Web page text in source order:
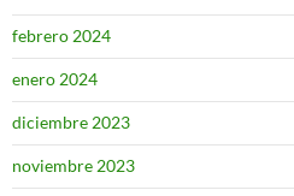
febrero 2024
enero 2024
diciembre 2023
noviembre 2023